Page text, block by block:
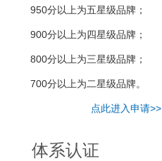
950分以上为五星级品牌；
900分以上为四星级品牌；
800分以上为三星级品牌；
700分以上为二星级品牌。
点此进入申请>>
体系认证